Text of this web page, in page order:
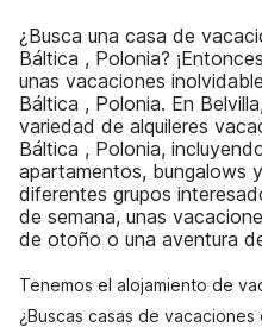
¿Busca una casa de
Báltica , Polonia?
unas vacaciones
Báltica , Polonia. En
variedad de alquileres
Báltica , Polonia,
apartamentos, bungalows
diferentes grupos
de semana, unas
de otoño o una aventura
Tenemos el alojamiento de
¿Buscas casas de